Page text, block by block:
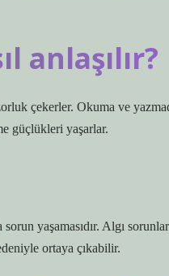
anlaşılır?
çekerler. Okuma ve
güçlükleri yaşarlar.
yaşamasıdır. Algı
ortaya çıkabilir.